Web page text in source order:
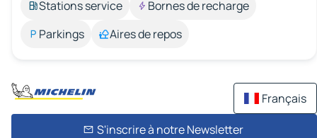
Stations service
Bornes de recharge
Parkings
Aires de repos
Français
S'inscrire à notre Newsletter